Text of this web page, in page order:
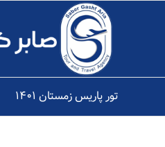
تور پاریس زمستان ۱۴۰۱